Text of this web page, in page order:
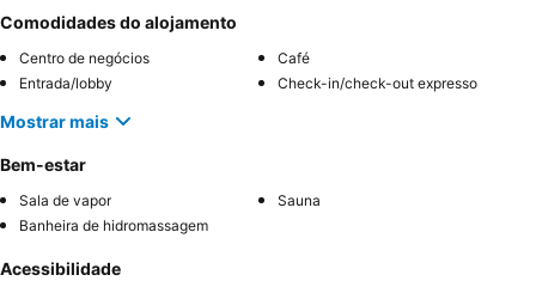
Comodidades do alojamento
Centro de negócios
Café
Entrada/lobby
Check-in/check-out expresso
Mostrar mais
Bem-estar
Sala de vapor
Sauna
Banheira de hidromassagem
Acessibilidade